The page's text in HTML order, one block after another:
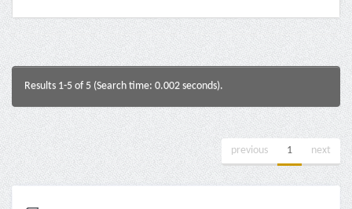
Results 1-5 of 5 (Search time: 0.002 seconds).
previous 1 next